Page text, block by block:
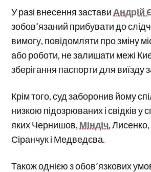
У разі внесення застави Андрій
зобов’язаний прибувати до
вимогу, повідомляти про зміну
або роботи, не залишати межі
зберігання паспорти для виїзду
Крім того, суд заборонив йому
низкою підозрюваних і свідків у
яких Чернишов, Міндіч,
Сіранчук і Медведєва.
Також однією з обов’язкових